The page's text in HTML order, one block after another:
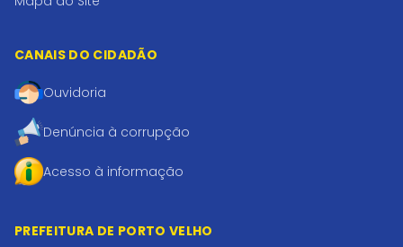
CANAIS DO CIDADÃO
Ouvidoria
Denúncia à corrupção
Acesso à informação
PREFEITURA DE PORTO VELHO